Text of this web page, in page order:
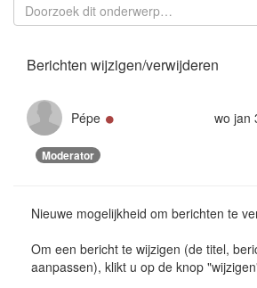
Berichten wijzigen/verwijderen
Pépe
Moderator
wo jan
Nieuwe mogelijkheid om berichten te
Om een bericht te wijzigen (de titel,
aanpassen), klikt u op de knop